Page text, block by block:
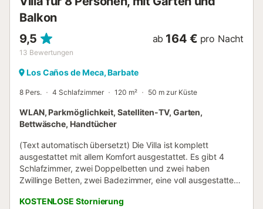
Balkon
9,5
13 Bewertungen
ab 164 € pro Nacht
Los Caños de Meca, Barbate
8 Pers. 4 Schlafzimmer 120 m² 50 m zur Küste
WLAN, Parkmöglichkeit, Satelliten-TV, Garten,
Bettwäsche, Handtücher
(Text automatisch übersetzt) Die Villa ist komplett
ausgestattet mit allem Komfort ausgestattet. Es gibt 4
Schlafzimmer, zwei Doppelbetten und zwei haben
Zwillinge Betten, zwei Badezimmer, eine voll ausgestattete
Wunderschöne Terrasse mit Meerblick. Das Beste ist,
KOSTENLOSE Stornierung